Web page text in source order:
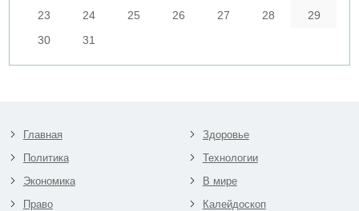
23
24 25 26 27 28
29
30
31
Главная
Политика
Экономика
Право
Здоровье
Технологии
В мире
Калейдоскоп